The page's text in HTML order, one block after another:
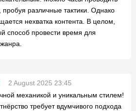
пробуя различные тактики. Однако
нехватка контента. В целом,
способ провести время для
2 August 2025 23:45
механикой и уникальным стилем!
требует вдумчивого подхода